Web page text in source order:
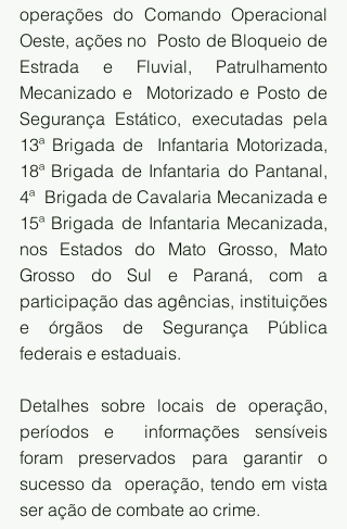
operações do Comando Operacional
Oeste, ações no  Posto de Bloqueio de
Estrada e Fluvial, Patrulhamento
Mecanizado e  Motorizado e Posto de
Segurança Estático, executadas pela
13ª Brigada de  Infantaria Motorizada,
18ª Brigada de Infantaria do Pantanal,
4ª  Brigada de Cavalaria Mecanizada e
15ª Brigada de Infantaria Mecanizada,
nos Estados do Mato Grosso, Mato
Grosso do Sul e Paraná, com a
participação das agências, instituições
e órgãos de Segurança Pública
federais e estaduais.
Detalhes sobre locais de operação,
períodos e  informações sensíveis
foram preservados para garantir o
sucesso da  operação, tendo em vista
ser ação de combate ao crime.